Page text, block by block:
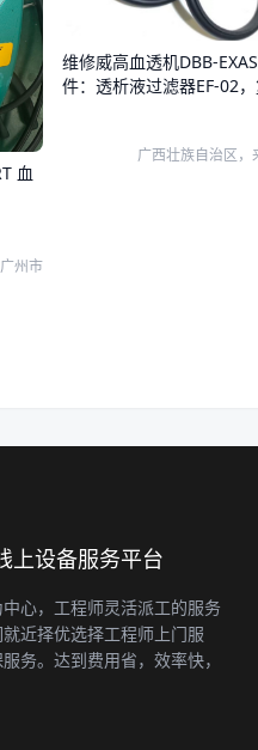
血
州市
维修威高血透机DBB-
件：透析液过滤器EF-02，
广西壮族自治区，
上设备服务平台
心，工程师灵活派工的服务
近择优选择工程师上门服
务。达到费用省，效率快，